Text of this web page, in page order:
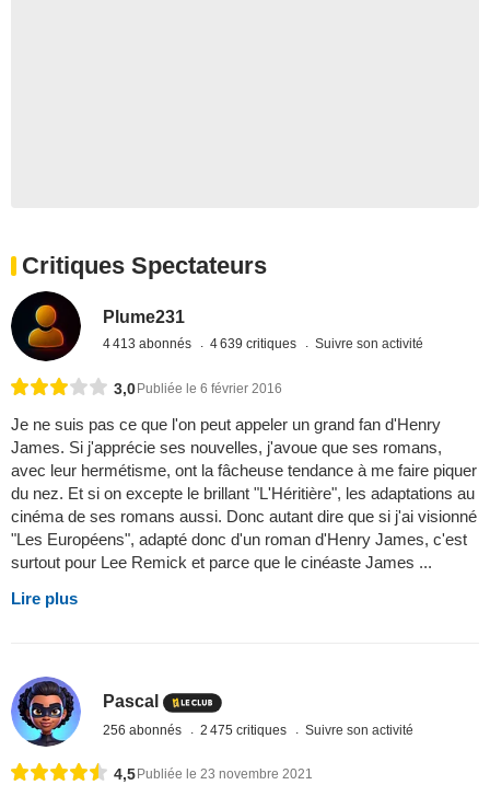
Critiques Spectateurs
Plume231
4 413 abonnés 4 639 critiques Suivre son activité
3,0 Publiée le 6 février 2016
Je ne suis pas ce que l'on peut appeler un grand fan d'Henry
James. Si j'apprécie ses nouvelles, j'avoue que ses romans,
avec leur hermétisme, ont la fâcheuse tendance à me faire piquer
du nez. Et si on excepte le brillant "L'Héritière", les adaptations au
cinéma de ses romans aussi. Donc autant dire que si j'ai visionné
"Les Européens", adapté donc d'un roman d'Henry James, c'est
surtout pour Lee Remick et parce que le cinéaste James ...
Lire plus
Pascal
256 abonnés 2 475 critiques Suivre son activité
4,5 Publiée le 23 novembre 2021